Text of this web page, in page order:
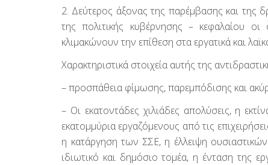
2. Δεύτερος άξονας της παρέμβασης και
της πολιτικής κυβέρνησης – κεφαλαίου
κλιμακώνουν την επίθεση στα εργατικά και
Χαρακτηριστικά στοιχεία αυτής της
– προσπάθεια φίμωσης, παρεμπόδισης και
– Οι εκατοντάδες χιλιάδες απολύσεις, η
εκατομμύρια εργαζόμενους από τις
η κατάργηση των ΣΣΕ, η έλλειψη
ιδιωτικό και δημόσιο τομέα, η ένταση της